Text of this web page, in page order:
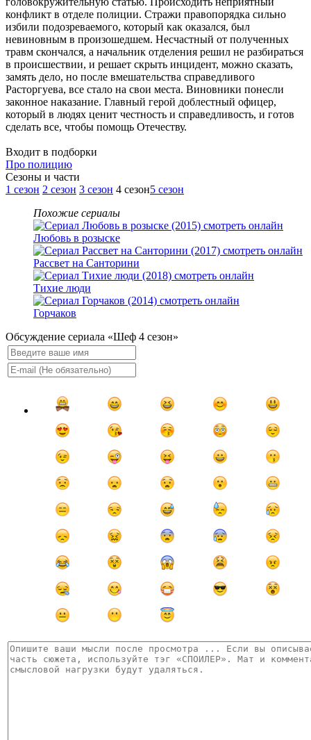
конфликт в отделе полиции. Стражи правопорядка сильно
избили подозреваемого, который как оказался, был
невиновным в произошедшем. Несчастный от полученных
травм скончался, а начальник отделения решил не разбираться
в происшествии, и решает скрыть инцидент, можно сказать,
замять дело, но после вмешательства справедливого
Расторгуева, все стало на свои места. Виновники понесли
законное наказание. Главный герой доблестный офицер,
который в людях ценит честность и справедливость, и готов
сделать все, чтобы помощь Отечеству.
Входит в подборки
Про полицию
Cезоны и части
1 сезон 2 сезон 3 сезон 4 сезон5 сезон
Похожие сериалы
Любовь в розыске
Рассвет на Санторини
Тихие люди
Горчаков
Обсуждение сериала «Шеф 4 сезон»